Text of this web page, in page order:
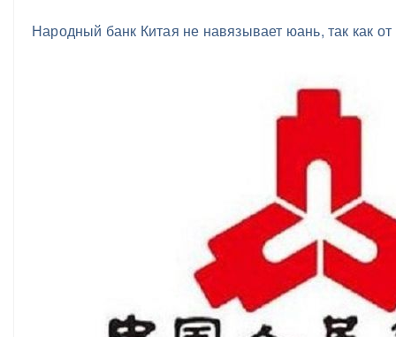
Народный банк Китая не навязывает юань, так как от